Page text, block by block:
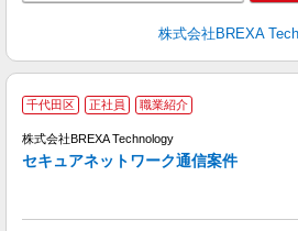
株式会社BREXA
千代田区 正社員 職業紹介
株式会社BREXA Technology
セキュアネットワーク通信案件